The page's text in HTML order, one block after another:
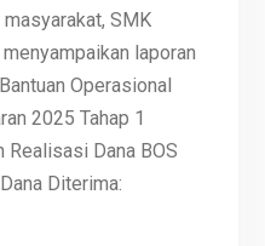
SMK
laporan
Operasional
2025 Tahap 1
Realisasi Dana BOS
Diterima: